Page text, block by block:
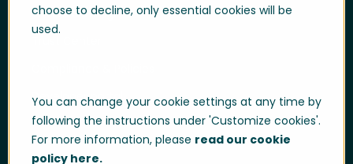
choose to decline, only essential cookies will be
used.
You can change your cookie settings at any time by
following the instructions under 'Customize cookies'.
For more information, please read our cookie
policy here.
Whistleblowing
Developer portal